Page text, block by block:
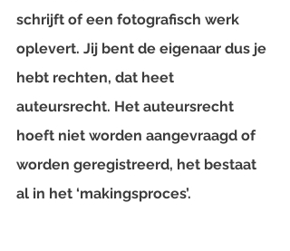
schrijft of een fotografisch werk
oplevert. Jij bent de eigenaar dus je
hebt rechten, dat heet
auteursrecht. Het auteursrecht
hoeft niet worden aangevraagd of
worden geregistreerd, het bestaat
al in het ‘makingsproces’.